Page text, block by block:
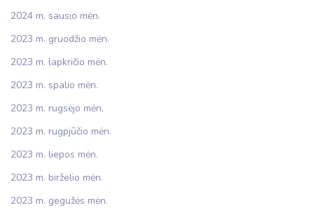
2024 m. sausio mėn.
2023 m. gruodžio mėn.
2023 m. lapkričio mėn.
2023 m. spalio mėn.
2023 m. rugsėjo mėn.
2023 m. rugpjūčio mėn.
2023 m. liepos mėn.
2023 m. birželio mėn.
2023 m. gegužės mėn.